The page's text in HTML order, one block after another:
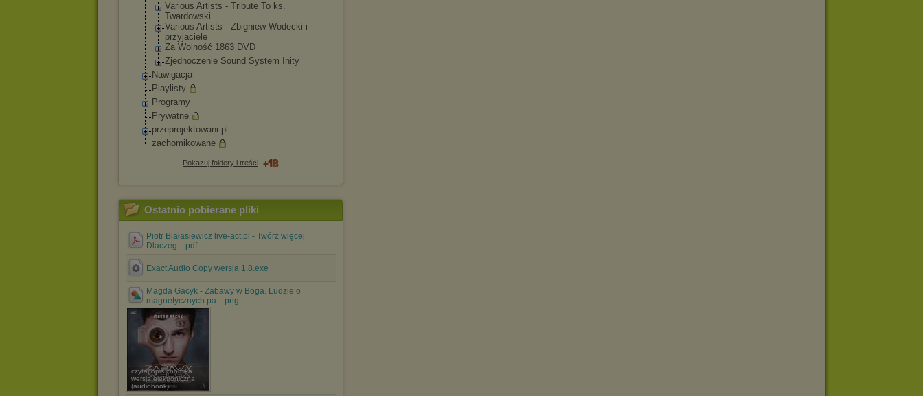
Various Artists - Tribute To ks.
Twardowski
Various Artists - Zbigniew Wodecki i
przyjaciele
Za Wolność 1863 DVD
Zjednoczenie Sound System Inity
Nawigacja
Playlisty
Programy
Prywatne
przeprojektowani.pl
zachomikowane
Pokazuj foldery i treści
Ostatnio pobierane pliki
Piotr Białasiewicz live-act.pl - Twórz więcej.
Dlaczeg....pdf
Exact Audio Copy wersja 1.8.exe
Magda Gacyk - Zabawy w Boga. Ludzie o
magnetycznych pa....png
czytaj opis chomika
wersja elektroniczna
(audiobook): ...